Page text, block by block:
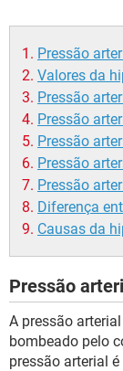
Pressão
Valores da
Pressão
Pressão
Pressão
Pressão
Pressão
Diferença
Causas da
Pressão
A pressão arterial
bombeado pelo
pressão arterial